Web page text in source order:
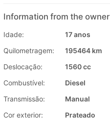
Information from the owner
Idade:
17 anos
Quilometragem:
195464 km
Deslocação:
1560 cc
Combustível:
Diesel
Transmissão:
Manual
Cor exterior:
Prateado